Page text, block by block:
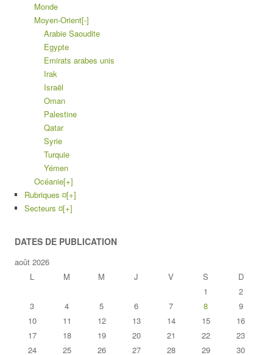
Monde
Moyen-Orient[-]
Arabie Saoudite
Egypte
Emirats arabes unis
Irak
Israël
Oman
Palestine
Qatar
Syrie
Turquie
Yémen
Océanie[+]
Rubriques ¤[+]
Secteurs ¤[+]
DATES DE PUBLICATION
août 2026
L
M M J V S
D
1
2
3
4 5 6 7 8
9
10
11 12 13 14 15
16
17
18 19 20 21 22
23
24
25 26 27 28 29 30